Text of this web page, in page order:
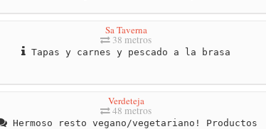
Sa Taverna
38 metros
Tapas y carnes y pescado a la brasa
Verdeteja
48 metros
Hermoso resto vegano/vegetariano! Productos